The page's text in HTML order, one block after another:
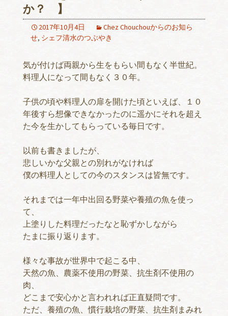
か？ 】
2017年10月4日
Chez Chouchouからのお知ら
せ, シェフ清水のつぶやき
気が付けば両親から生をもらい間もなく半世紀。
料理人になって間もなく３０年。
子供の頃や料理人の扉を開けた頃といえば、１０
年後すら想像できなかったのに遥かにそれを超え
た今を生かしてもらっている毎日です。
以前も書きましたが、
悲しいかな父親との別れがなければ
僕の料理人としての今のスタンスは皆無です。
それまでは一年中出回る野菜や養殖の魚を使っ
て、
上塗りした料理だったなと恥ずかしながら
たまに振り返ります。
様々な事故が世界中で起こる中、
天然の魚、農薬不使用の野菜、抗生剤不使用の
肉、
どこまで安心かと言われれば正直疑問です。
ただ、養殖の魚、慣行栽培の野菜、抗生剤まみれ